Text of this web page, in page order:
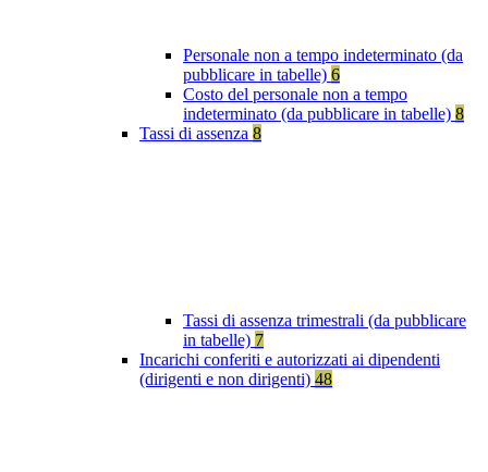
Personale non a tempo indeterminato (da
pubblicare in tabelle) 6
Costo del personale non a tempo
indeterminato (da pubblicare in tabelle) 8
Tassi di assenza 8
Tassi di assenza trimestrali (da pubblicare
in tabelle) 7
Incarichi conferiti e autorizzati ai dipendenti
(dirigenti e non dirigenti) 48